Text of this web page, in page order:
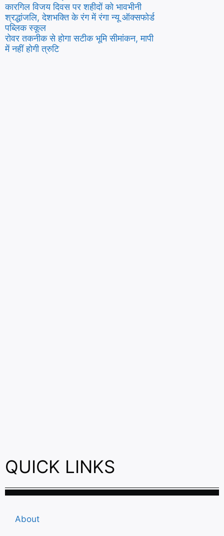
कारगिल विजय दिवस पर शहीदों को भावभीनी
श्रद्धांजलि, देशभक्ति के रंग में रंगा न्यू ऑक्सफोर्ड
पब्लिक स्कूल
रोवर तकनीक से होगा सटीक भूमि सीमांकन, मापी
में नहीं होगी त्रुटि
QUICK LINKS
About